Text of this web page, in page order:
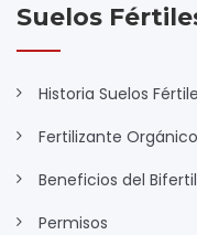
Suelos
Historia Suelos
Fertilizante
Beneficios del
Permisos